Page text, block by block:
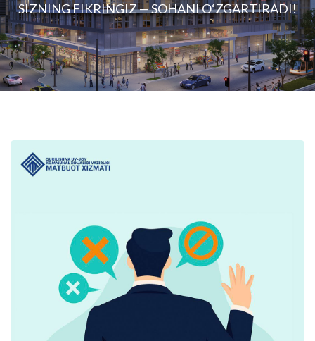
SIZNING FIKRINGIZ — SOHANI O‘ZGARTIRADI!